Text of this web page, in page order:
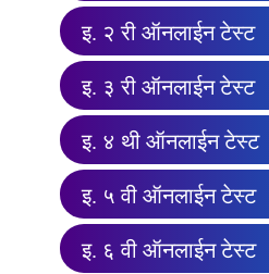
इ. २ री ऑनलाईन टेस्ट
इ. ३ री ऑनलाईन टेस्ट
इ. ४ थी ऑनलाईन टेस्ट
इ. ५ वी ऑनलाईन टेस्ट
इ. ६ वी ऑनलाईन टेस्ट